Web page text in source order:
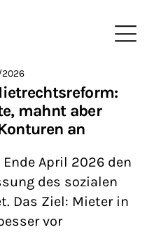
>
Nachrichten aus Berlin
2026
mahnt aber
an
April 2026 den
des sozialen
Das Ziel: Mieter in
vor